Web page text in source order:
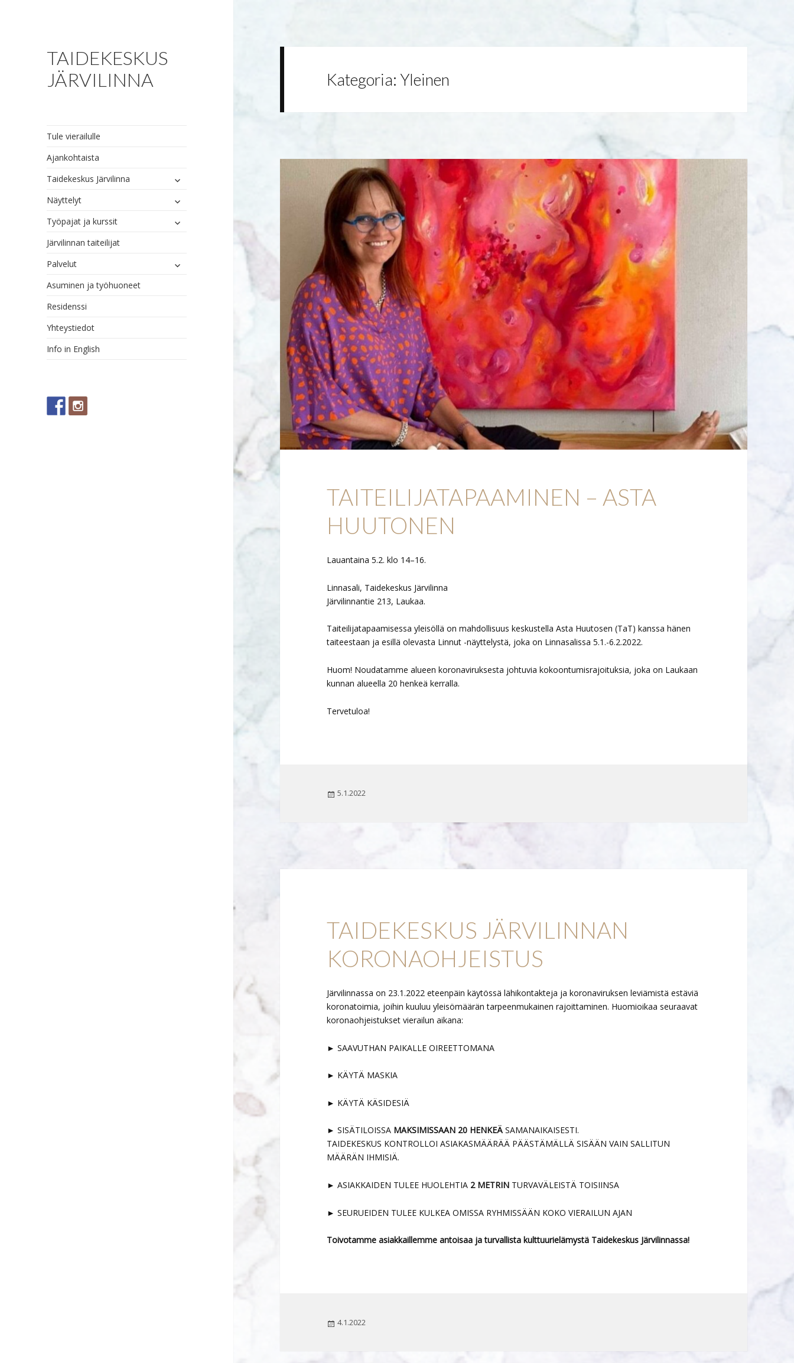
TAIDEKESKUS
JÄRVILINNA
Tule vierailulle
Ajankohtaista
Taidekeskus Järvilinna
näytä
Näyttelyt
näytä
Työpajat ja kurssit
näytä
Järvilinnan taiteilijat
Palvelut
näytä
Asuminen ja työhuoneet
Residenssi
Yhteystiedot
Info in English
Kategoria: Yleinen
TAITEILIJATAPAAMINEN – ASTA
HUUTONEN
Lauantaina 5.2. klo 14–16.
Linnasali, Taidekeskus Järvilinna
Järvilinnantie 213, Laukaa.
Taiteilijatapaamisessa yleisöllä on mahdollisuus keskustella Asta Huutosen (TaT) kanssa hänen
taiteestaan ja esillä olevasta Linnut -näyttelystä, joka on Linnasalissa 5.1.-6.2.2022.
Huom! Noudatamme alueen koronaviruksesta johtuvia kokoontumisrajoituksia, joka on Laukaan
kunnan alueella 20 henkeä kerralla.
Tervetuloa!
Julkaistu
5.1.2022
TAIDEKESKUS JÄRVILINNAN
KORONAOHJEISTUS
Järvilinnassa on 23.1.2022 eteenpäin käytössä lähikontakteja ja koronaviruksen leviämistä estäviä
koronatoimia, joihin kuuluu yleisömäärän tarpeenmukainen rajoittaminen. Huomioikaa seuraavat
koronaohjeistukset vierailun aikana:
► SAAVUTHAN PAIKALLE OIREETTOMANA
► KÄYTÄ MASKIA
► KÄYTÄ KÄSIDESIÄ
► SISÄTILOISSA MAKSIMISSAAN 20 HENKEÄSAMANAIKAISESTI.
TAIDEKESKUS KONTROLLOI ASIAKASMÄÄRÄÄ PÄÄSTÄMÄLLÄ SISÄÄN VAIN SALLITUN
MÄÄRÄN IHMISIÄ.
► ASIAKKAIDEN TULEE HUOLEHTIA 2 METRIN TURVAVÄLEISTÄ TOISIINSA
► SEURUEIDEN TULEE KULKEA OMISSA RYHMISSÄÄN KOKO VIERAILUN AJAN
Toivotamme asiakkaillemme antoisaa ja turvallista kulttuurielämystä Taidekeskus Järvilinnassa!
Julkaistu
4.1.2022